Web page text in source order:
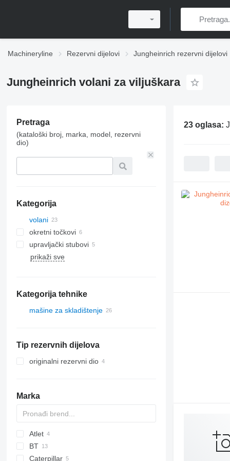
Machineryline Rezervni dijelovi Jungheinrich rezervni dijelovi
Jungheinrich volani za viljuškara
Pretraga
(kataloški broj, marka, model, rezervni
dio)
Kategorija
volani
okretni točkovi
upravljački stubovi
prikaži sve
Kategorija tehnike
mašine za skladištenje
električni paletari
mašine za komisioniranje
Tip rezervnih dijelova
originalni rezervni dio
Marka
Atlet
PS
BT
LPE
Caterpillar
23 oglasa: